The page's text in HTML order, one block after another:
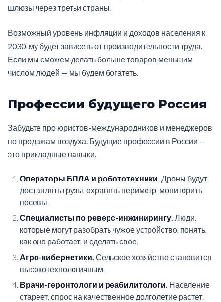
шлюзы через третьи страны.
Возможный уровень инфляции и доходов населения к
2030-му будет зависеть от производительности труда.
Если мы сможем делать больше товаров меньшим
числом людей — мы будем богатеть.
Профессии будущего Россия
Забудьте про юристов-международников и менеджеров
по продажам воздуха. Будущие профессии в России —
это прикладные навыки.
Операторы БПЛА и робототехники. Дроны будут
доставлять грузы, охранять периметр, мониторить
посевы.
Специалисты по реверс-инжинирингу. Люди,
которые могут разобрать чужое устройство, понять,
как оно работает, и сделать свое.
Агро-кибернетики. Сельское хозяйство становится
высокотехнологичным.
Врачи-геронтологи и реабилитологи. Население
стареет, спрос на качественное долголетие растет.